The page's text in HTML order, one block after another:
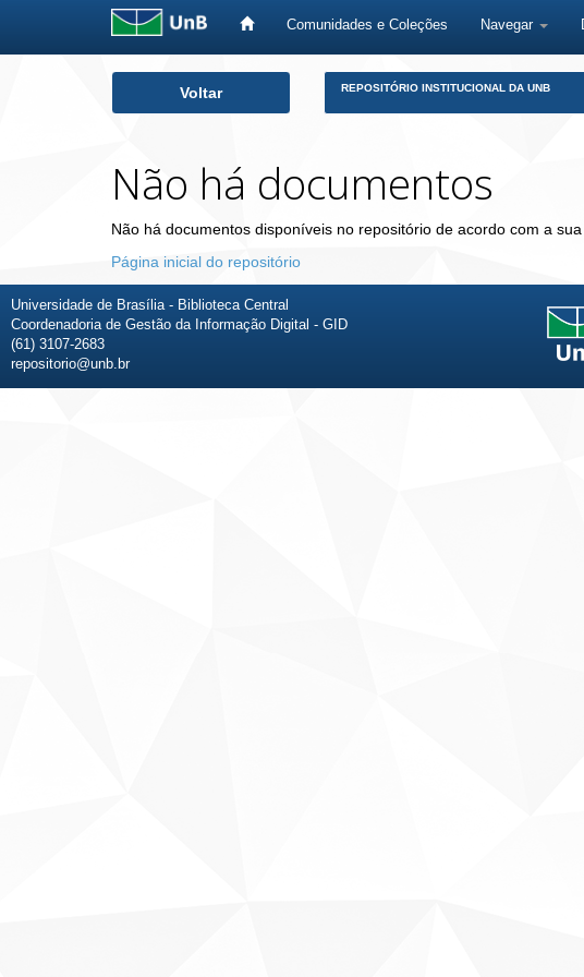
Comunidades e Coleções Navegar
Voltar REPOSITÓRIO INSTITUCIONAL DA UNB
Não há documentos
Não há documentos disponíveis no repositório de acordo com a sua
Página inicial do repositório
Universidade de Brasília - Biblioteca Central
Coordenadoria de Gestão da Informação Digital - GID
(61) 3107-2683
repositorio@unb.br